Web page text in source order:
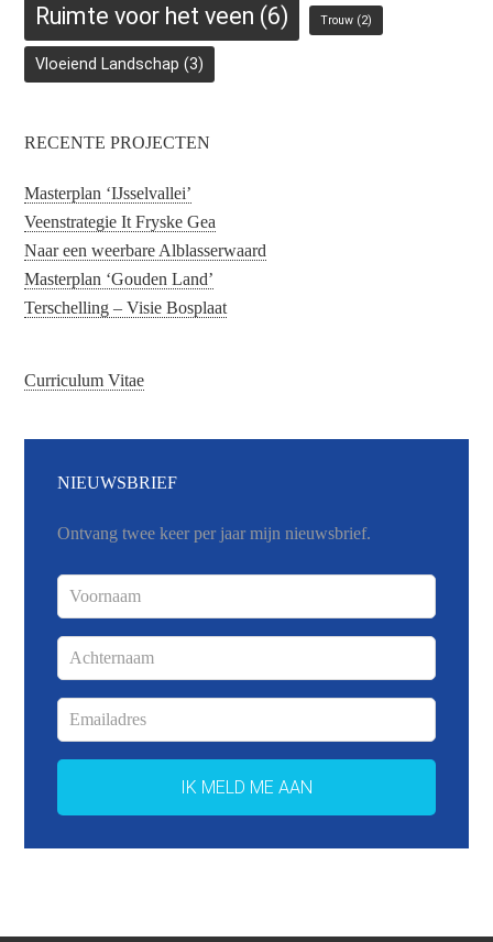
Ruimte voor het veen (6) Trouw (2)
Vloeiend Landschap (3)
RECENTE PROJECTEN
Masterplan ‘IJsselvallei’
Veenstrategie It Fryske Gea
Naar een weerbare Alblasserwaard
Masterplan ‘Gouden Land’
Terschelling – Visie Bosplaat
Curriculum Vitae
NIEUWSBRIEF
Ontvang twee keer per jaar mijn nieuwsbrief.